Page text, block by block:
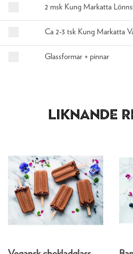
2 msk Kung Markatta
Ca 2-3 tsk Kung Markatta
Glassformar + pinnar
Liknande